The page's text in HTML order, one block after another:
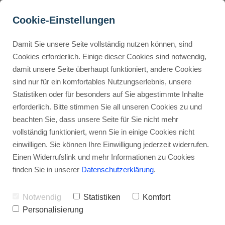
Buyer Personas erstellen
Landingpage optimieren
Internal Linking Tool
Was kostet eine
Facebook-Werbeanzeige?
Finde es heraus!
Werbehinweis: Links mit Sternchen (*) sind Affiliate-Links. Kaufst
du darüber ein, erhalte ich eine Provision – ohne Mehrkosten für
dich.
Stephan Ochmann
Was kostet Facebook-Werbung
wirklich?
Cookie-Einstellungen
Damit Sie unsere Seite vollständig nutzen können, sind
Cookies erforderlich. Einige dieser Cookies sind notwendig,
damit unsere Seite überhaupt funktioniert, andere Cookies
sind nur für ein komfortables Nutzungserlebnis, unsere
Statistiken oder für besonders auf Sie abgestimmte Inhalte
erforderlich. Bitte stimmen Sie all unseren Cookies zu und
beachten Sie, dass unsere Seite für Sie nicht mehr
vollständig funktioniert, wenn Sie in einige Cookies nicht
einwilligen. Sie können Ihre Einwilligung jederzeit widerrufen.
Einen Widerrufslink und mehr Informationen zu Cookies
finden Sie in unserer Datenschutzerklärung.
Notwendig Statistiken
Komfort
Personalisierung